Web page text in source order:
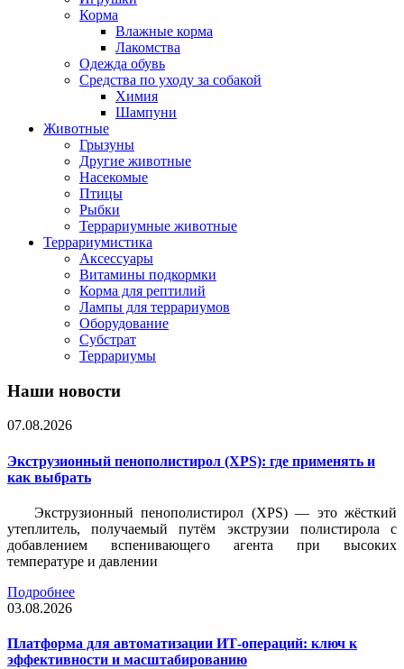
Корма
Влажные корма
Лакомства
Одежда обувь
Средства по уходу за собакой
Химия
Шампуни
Животные
Грызуны
Другие животные
Насекомые
Птицы
Рыбки
Террариумные животные
Террариумистика
Аксессуары
Витамины подкормки
Корма для рептилий
Лампы для террариумов
Оборудование
Субстрат
Террариумы
Наши новости
07.08.2026
Экструзионный пенополистирол (XPS): где применять и
как выбрать
Экструзионный пенополистирол (XPS) — это жёсткий
утеплитель, получаемый путём экструзии полистирола с
добавлением вспенивающего агента при высоких
температуре и давлении
Подробнее
03.08.2026
Платформа для автоматизации ИТ-операций: ключ к
эффективности и масштабированию